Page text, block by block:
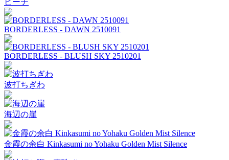
ビーチ
BORDERLESS - DAWN 2510091
BORDERLESS - BLUSH SKY 2510201
波打ちぎわ
海辺の崖
金霞の余白 Kinkasumi no Yohaku Golden Mist Silence